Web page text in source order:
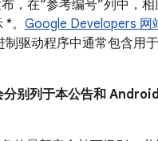
，在“参考编号”列中，相
。 Google Developers 网
制驱动程序中通常包含用
分别列于本公告和